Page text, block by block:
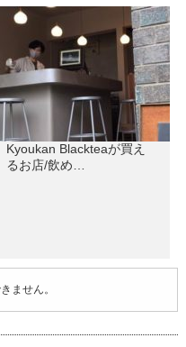
Kyoukan Blackteaが買え
るお店/飲め…
ません。